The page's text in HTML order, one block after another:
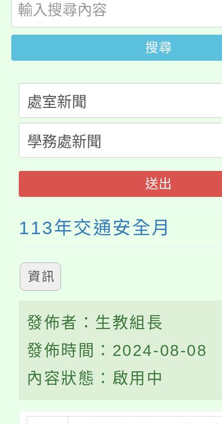
代理(課)教師甄選結果(
轉知中國文化大學推廣
《TA101》溝通分析基
心理、諮商輔導、社會
系所師生報名參加。
轉知苗栗縣政府辦理
縣市「校園短影音徵選
門員」簡章及活動海報
踴躍報名參加。
桃園市115學年度學生
要點
「桃園市補助參觀特色
展演活動實施計畫」
115年度「教育部表揚
義教育推展貢獻獎」
搜尋
送出
113年交通安全月
資訊
發佈者：生教組長
發佈時間：2024-08-08
內容狀態：啟用中